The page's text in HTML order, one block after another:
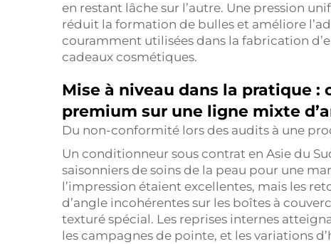
en restant lâche sur l’autre. Une pression
réduit la formation de bulles et améliore
couramment utilisées dans la fabrication
cadeaux cosmétiques.
Mise à niveau dans la pratique :
premium sur une ligne mixte
Du non-conformité lors des audits à une
Un conditionneur sous contrat en Asie du
saisonniers de soins de la peau pour une
l’impression étaient excellentes, mais les
d’angle incohérentes sur les boîtes à
texturé spécial. Les reprises internes
les campagnes de pointe, et les variations